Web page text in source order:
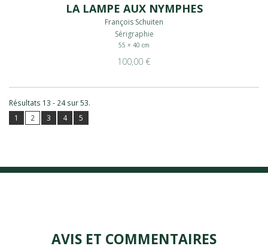
LA LAMPE AUX NYMPHES
François Schuiten
Sérigraphie
55 × 40 cm
100,00 €
Résultats 13 - 24 sur 53.
1
2 3 4 5
AVIS ET COMMENTAIRES